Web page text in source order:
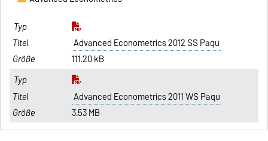
Advanced Econometrics 2012 SS Paqu
111.20 kB
Advanced Econometrics 2011 WS Paqu
3.53 MB